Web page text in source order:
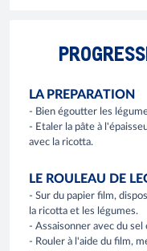
LA PREPARATION
- Bien égoutter les
- Etaler la pâte à
avec la ricotta.
LE ROULEAU DE
- Sur du papier film,
la ricotta et les légumes.
- Assaisonner avec du
- Rouler à l'aide du film,